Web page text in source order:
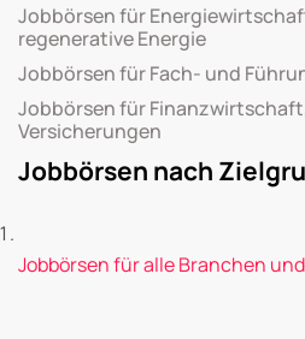
Jobbörsen für
regenerative Energie
Jobbörsen für Fach- und
Jobbörsen für
Versicherungen
Jobbörsen nach
Jobbörsen für alle Branchen